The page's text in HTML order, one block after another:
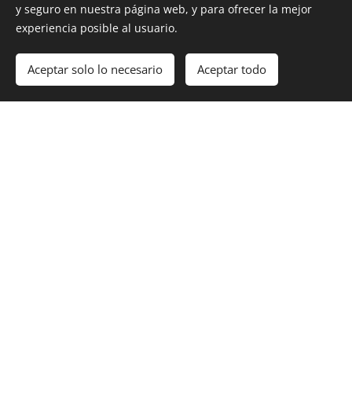
REGALOS
EXCLUSIVOS
y seguro en nuestra página web, y para ofrecer la mejor
experiencia posible al usuario.
Aceptar solo lo necesario Aceptar todo